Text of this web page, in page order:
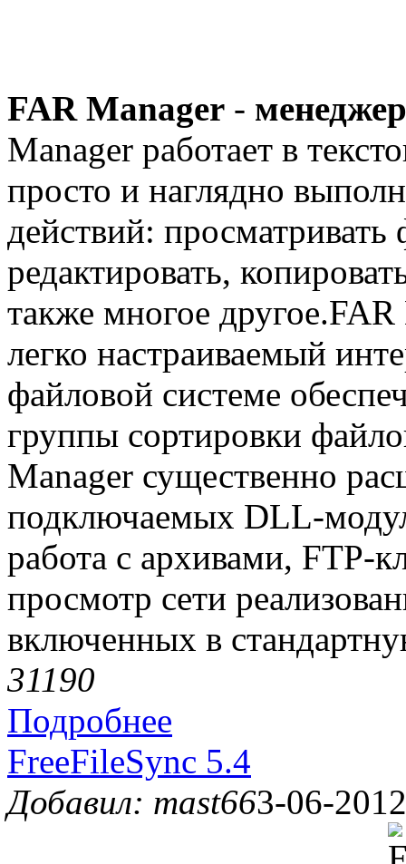
FAR Manager -
Manager работает в
просто и наглядно
действий: просматривать
редактировать,
также многое
легко настраиваемый
файловой системе
группы сортировки
Manager существенно
подключаемых DLL-
работа с архивами, FTP-
просмотр сети
включенных в
31190
Подробнее
FreeFileSync 5.4
Добавил: mast663-06-